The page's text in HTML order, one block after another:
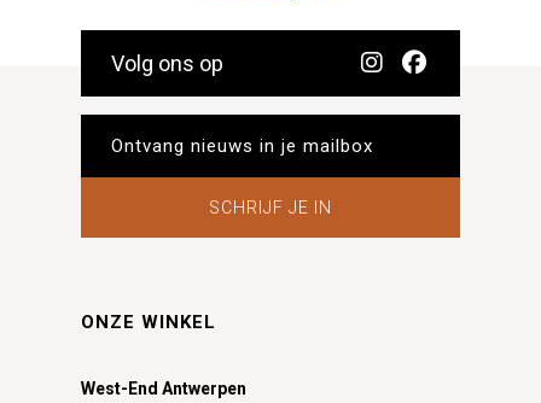
Volg ons op
SCHRIJF JE IN
ONZE WINKEL
West-End Antwerpen